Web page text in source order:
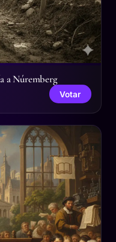
a Núremberg
Votar